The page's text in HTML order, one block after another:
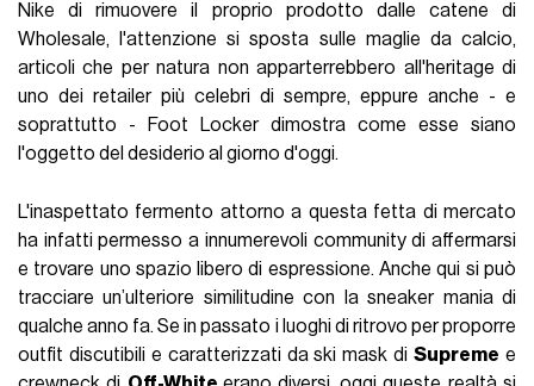
Nike di rimuovere il proprio prodotto dalle catene di
Wholesale, l'attenzione si sposta sulle maglie da calcio,
articoli che per natura non apparterrebbero all'heritage di
uno dei retailer più celebri di sempre, eppure anche - e
soprattutto - Foot Locker dimostra come esse siano
l'oggetto del desiderio al giorno d'oggi.
L'inaspettato fermento attorno a questa fetta di mercato
ha infatti permesso a innumerevoli community di affermarsi
e trovare uno spazio libero di espressione. Anche qui si può
tracciare un’ulteriore similitudine con la sneaker mania di
qualche anno fa. Se in passato i luoghi di ritrovo per proporre
outfit discutibili e caratterizzati da ski mask diSupreme e